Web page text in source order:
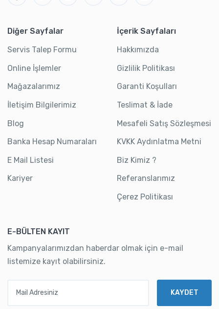
Diğer Sayfalar
Servis Talep Formu
Online İşlemler
Mağazalarımız
İletişim Bilgilerimiz
Blog
Banka Hesap Numaraları
E Mail Listesi
Kariyer
İçerik Sayfaları
Hakkımızda
Gizlilik Politikası
Garanti Koşulları
Teslimat & İade
Mesafeli Satış Sözleşmesi
KVKK Aydınlatma Metni
Biz Kimiz ?
Referanslarımız
Çerez Politikası
E-BÜLTEN KAYIT
Kampanyalarımızdan haberdar olmak için e-mail
listemize kayıt olabilirsiniz.
KAYDET